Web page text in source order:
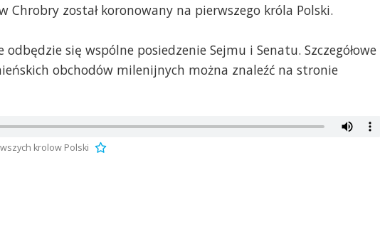
Chrobry został koronowany na pierwszego króla Polski.
się wspólne posiedzenie Sejmu i Senatu. Szczegółowe
obchodów milenijnych można znaleźć na stronie
krolow Polski